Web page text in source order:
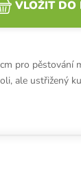
VLOŽIT DO
pro pěstování
ale ustřižený